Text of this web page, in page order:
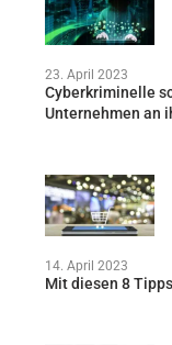
23. April 2023
Cyberkriminelle
Unternehmen an
14. April 2023
Mit diesen 8